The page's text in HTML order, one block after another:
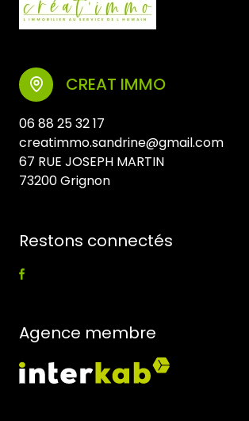
CREAT IMMO
06 88 25 32 17
creatimmo.sandrine@gmail.com
67 RUE JOSEPH MARTIN
73200 Grignon
Restons connectés
Agence membre